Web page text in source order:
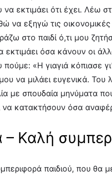
εκτιμάει ότι έχει. Λέω
εξηγώ τις οικονομικές
στο παιδί ό,τι μου
όσα κάνουν οι
«Η γιαγιά κόπιασε
να μιλάει ευγενικά.
με σπουδαία μηνύματα
να κατακτήσουν όσα
– Καλή
παιδιού, που